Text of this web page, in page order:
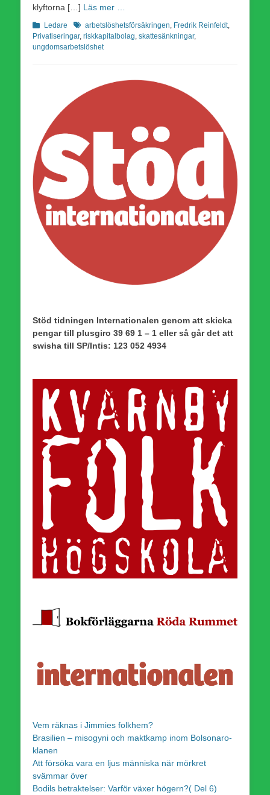
klyftorna […] Läs mer …
Kategorier
Ledare Etiketter
arbetslöshetsförsäkringen Fredrik Reinfeldt,
Privatiseringar, riskkapitalbolag skattesänkningar,
ungdomsarbetslöshet
Stöd tidningen Internationalen genom att skicka
pengar till plusgiro 39 69 1 – 1 eller så går det att
swisha till SP/Intis: 123 052 4934
Vem räknas i Jimmies folkhem?
Brasilien – misogyni och maktkamp inom Bolsonaro-
klanen
Att försöka vara en ljus människa när mörkret
svämmar över
Bodils betraktelser: Varför växer högern?( Del 6)